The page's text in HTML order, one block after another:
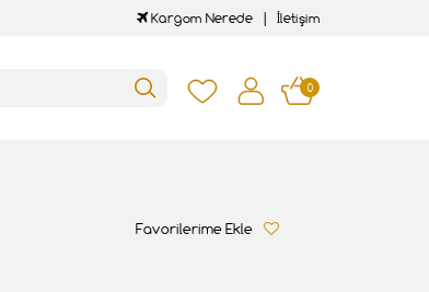
Kargom Nerede İletişim
0
Favorilerime Ekle